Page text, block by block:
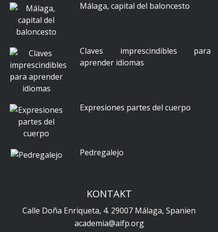
Málaga, capital del baloncesto
Claves imprescindibles para
aprender idiomas
Expresiones partes del cuerpo
Pedregalejo
KONTAKT
Calle Doña Enriqueta, 4. 29007 Málaga, Spanien
academia@aifp.org